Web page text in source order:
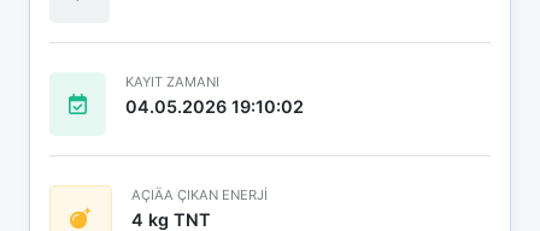
KAYIT ZAMANI
04.05.2026 19:10:02
AÇIÄA ÇIKAN ENERJİ
4 kg TNT